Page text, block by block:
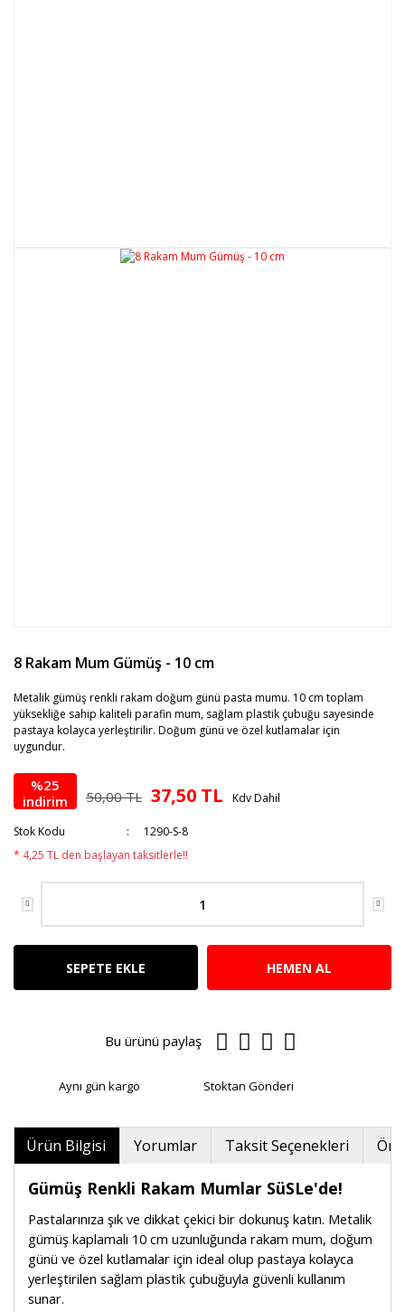
8 Rakam Mum Gümüş - 10 cm
Metalik gümüş renkli rakam doğum günü pasta mumu. 10 cm toplam
yüksekliğe sahip kaliteli parafin mum, sağlam plastik çubuğu sayesinde
pastaya kolayca yerleştirilir. Doğum günü ve özel kutlamalar için
uygundur.
%25
indirim
50,00 TL 37,50 TL Kdv Dahil
Stok Kodu
1290-S-8
* 4,25 TL den başlayan taksitlerle!!
SEPETE EKLE HEMEN AL
Bu ürünü paylaş
Aynı gün kargo Stoktan Gönderi
Ürün Bilgisi Yorumlar Taksit Seçenekleri
Gümüş Renkli Rakam Mumlar SüSLe'de!
Pastalarınıza şık ve dikkat çekici bir dokunuş katın. Metalik
gümüş kaplamalı 10 cm uzunluğunda rakam mum, doğum
günü ve özel kutlamalar için ideal olup pastaya kolayca
yerleştirilen sağlam plastik çubuğuyla güvenli kullanım
sunar.